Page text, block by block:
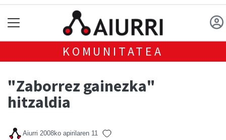
KOMUNITATEA
"Zaborrez gainezka"
hitzaldia
Aiurri 2008ko apirilaren 11